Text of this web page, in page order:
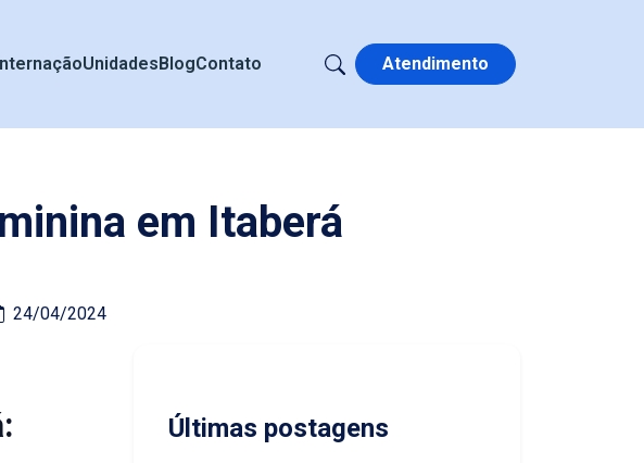
UnidadesBlogContato Atendimento
em Itaberá
24/04/2024
Últimas postagens